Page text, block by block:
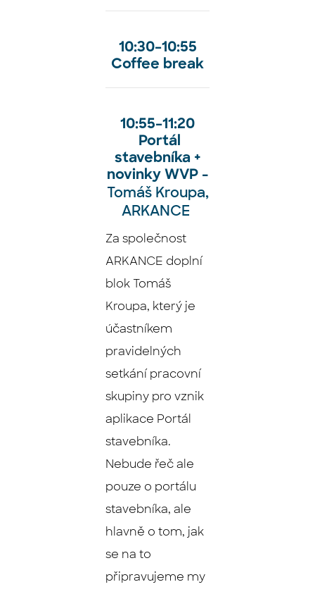
10:30–⁠⁠⁠⁠⁠10:55
Coffee break
10:55–⁠⁠⁠⁠⁠11:20
Portál
stavebníka +
novinky WVP -
Tomáš Kroupa,
ARKANCE
Za společnost
ARKANCE doplní
blok Tomáš
Kroupa, který je
účastníkem
pravidelných
setkání pracovní
skupiny pro vznik
aplikace Portál
stavebníka.
Nebude řeč ale
pouze o portálu
stavebníka, ale
hlavně o tom, jak
se na to
připravujeme my